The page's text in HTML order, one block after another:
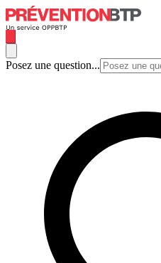
Posez une question...